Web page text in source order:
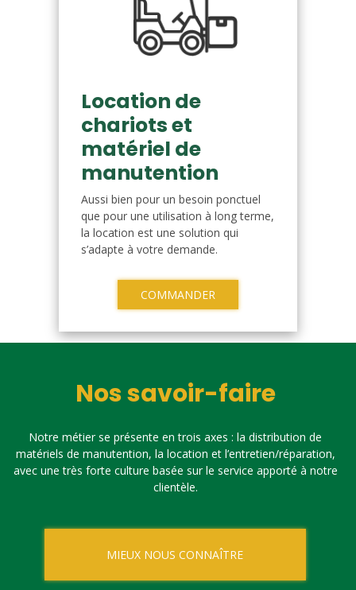
Location de
chariots et
matériel de
manutention
Aussi bien pour un besoin ponctuel
que pour une utilisation à long terme,
la location est une solution qui
s’adapte à votre demande.
COMMANDER
Nos savoir-faire
Notre métier se présente en trois axes : la distribution de
matériels de manutention, la location et l’entretien/réparation,
avec une très forte culture basée sur le service apporté à notre
clientèle.
MIEUX NOUS CONNAÎTRE